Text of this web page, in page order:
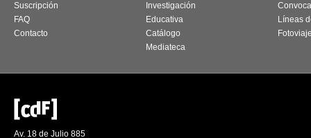
Suscripción
FAQ
Contacto
Investigación
Educativa
Catálogo
Mediateca
Líneas
Av. 18 de Julio 885